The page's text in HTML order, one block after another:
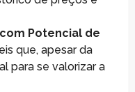
Potencial de
que, apesar da
para se valorizar a